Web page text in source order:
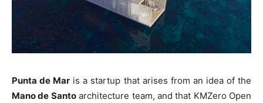
Punta de Mar is a startup that arises from an idea of the
Mano de Santoarchitecture team, and that KMZero Open